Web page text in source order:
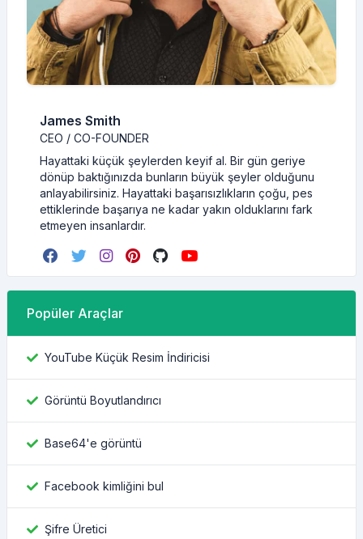
James Smith
CEO / CO-FOUNDER
Hayattaki küçük şeylerden keyif al. Bir gün geriye
dönüp baktığınızda bunların büyük şeyler olduğunu
anlayabilirsiniz. Hayattaki başarısızlıkların çoğu, pes
ettiklerinde başarıya ne kadar yakın olduklarını fark
etmeyen insanlardır.
Popüler Araçlar
YouTube Küçük Resim İndiricisi
Görüntü Boyutlandırıcı
Base64'e görüntü
Facebook kimliğini bul
Şifre Üretici